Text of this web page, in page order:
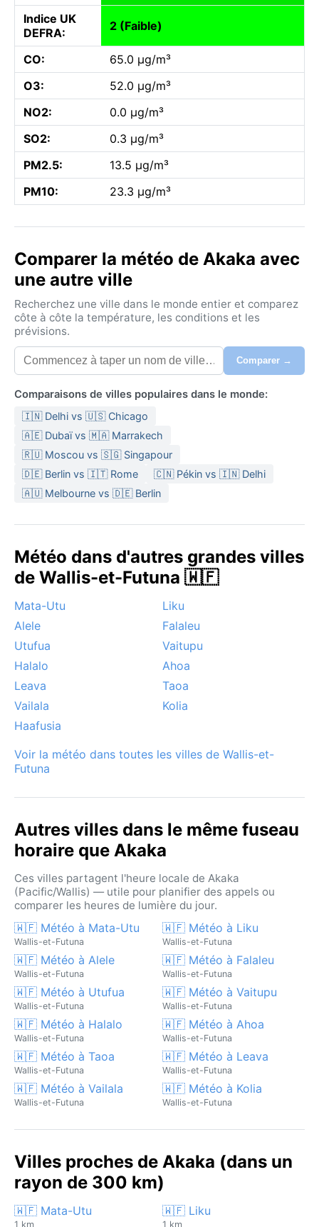
Indice UK
DEFRA:
2 (Faible)
CO:
65.0 µg/m³
O3:
52.0 µg/m³
NO2:
0.0 µg/m³
SO2:
0.3 µg/m³
PM2.5:
13.5 µg/m³
PM10:
23.3 µg/m³
Comparer la météo de Akaka avec
une autre ville
Recherchez une ville dans le monde entier et comparez
côte à côte la température, les conditions et les
prévisions.
Comparer →
Comparaisons de villes populaires dans le monde:
🇮🇳 Delhi vs 🇺🇸 Chicago
🇦🇪 Dubaï vs 🇲🇦 Marrakech
🇷🇺 Moscou vs 🇸🇬 Singapour
🇩🇪 Berlin vs 🇮🇹 Rome
🇨🇳 Pékin vs 🇮🇳 Delhi
🇦🇺 Melbourne vs 🇩🇪 Berlin
Météo dans d'autres grandes villes
de Wallis-et-Futuna 🇼🇫
Mata-Utu
Liku
Alele
Falaleu
Utufua
Vaitupu
Halalo
Ahoa
Leava
Taoa
Vailala
Kolia
Haafusia
Voir la météo dans toutes les villes de Wallis-et-
Futuna
Autres villes dans le même fuseau
horaire que Akaka
Ces villes partagent l'heure locale de Akaka
(Pacific/Wallis) — utile pour planifier des appels ou
comparer les heures de lumière du jour.
🇼🇫 Météo à Mata-Utu
Wallis-et-Futuna
🇼🇫 Météo à Liku
Wallis-et-Futuna
🇼🇫 Météo à Alele
Wallis-et-Futuna
🇼🇫 Météo à Falaleu
Wallis-et-Futuna
🇼🇫 Météo à Utufua
Wallis-et-Futuna
🇼🇫 Météo à Vaitupu
Wallis-et-Futuna
🇼🇫 Météo à Halalo
Wallis-et-Futuna
🇼🇫 Météo à Ahoa
Wallis-et-Futuna
🇼🇫 Météo à Taoa
Wallis-et-Futuna
🇼🇫 Météo à Leava
Wallis-et-Futuna
🇼🇫 Météo à Vailala
Wallis-et-Futuna
🇼🇫 Météo à Kolia
Wallis-et-Futuna
Villes proches de Akaka (dans un
rayon de 300 km)
🇼🇫 Mata-Utu
1 km
🇼🇫 Liku
1 km